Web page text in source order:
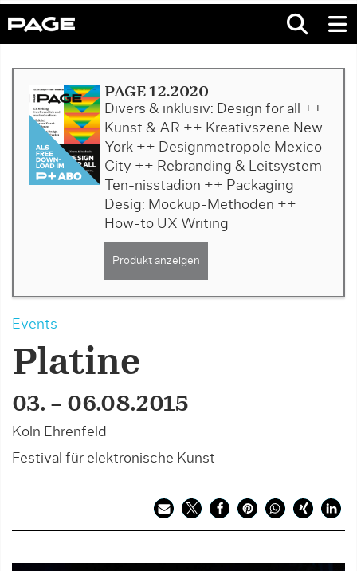
PAGE 12.2020
Divers & inklusiv: Design for all ++
Kunst & AR ++ Kreativszene New
York ++ Designmetropole Mexico
City ++ Rebranding & Leitsystem
Ten-nisstadion ++ Packaging
Desig: Mockup-Methoden ++
How-to UX Writing
Produkt anzeigen
Events
Platine
03. – 06.08.2015
Köln Ehrenfeld
Festival für elektronische Kunst